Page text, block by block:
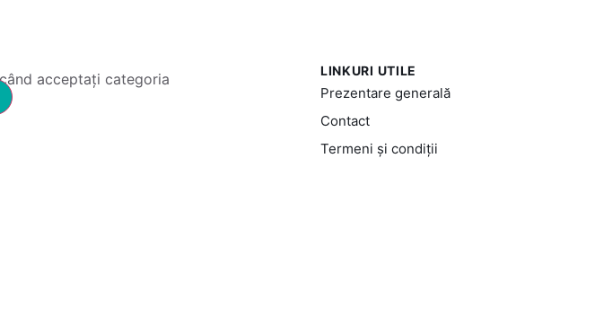
LINKURI UTILE
Prezentare generală
Contact
Termeni și condiții